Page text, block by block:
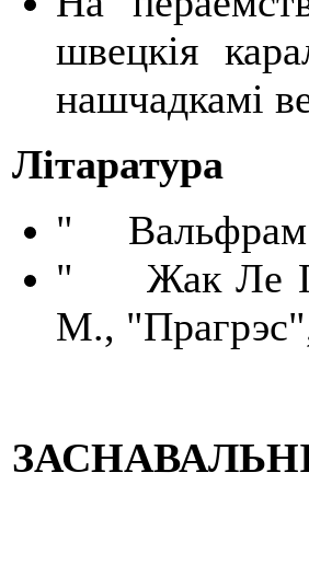
швецкія
нашчадкамі
Літаратура
" Вальфрам
" Жак Ле
М.,